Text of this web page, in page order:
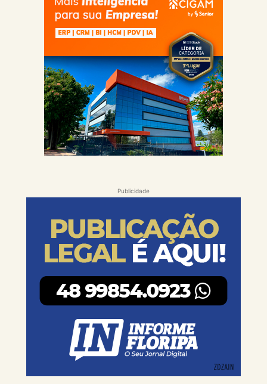
Publicidade